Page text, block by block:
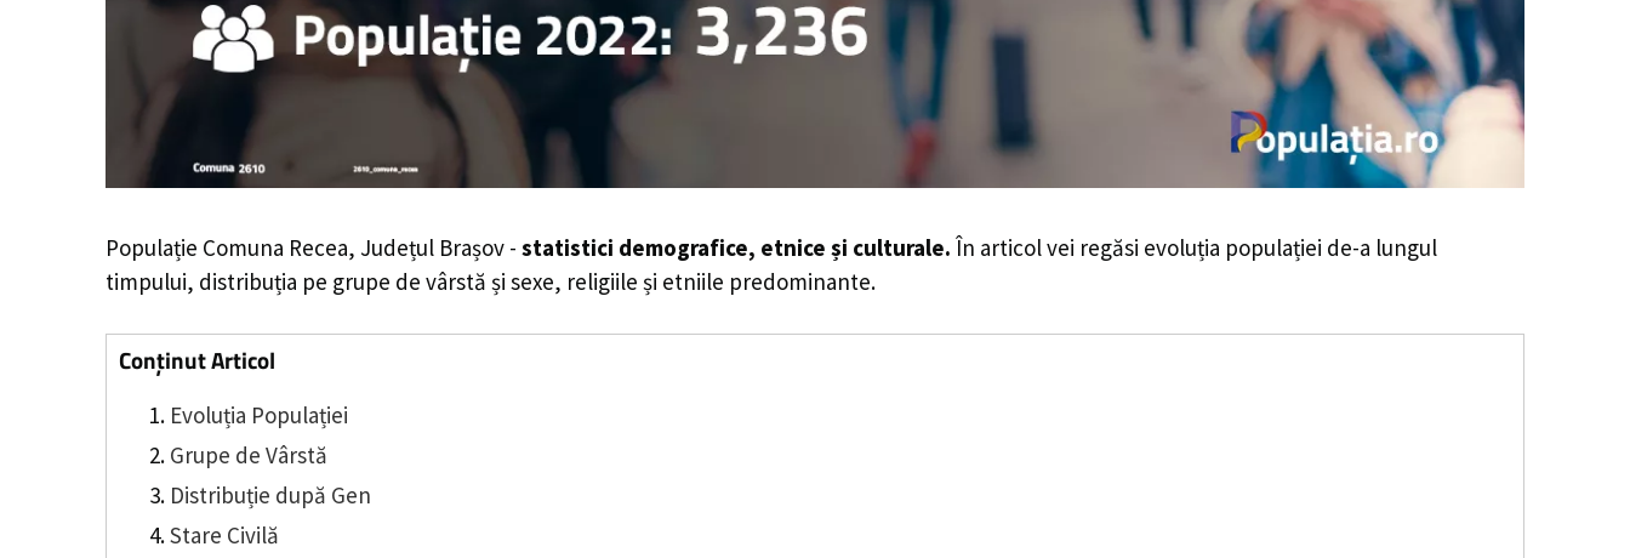
Populație Comuna Recea, Județul Brașov - statistici demografice, etnice și culturale. În articol vei regăsi evoluția populației de-a lungul
timpului, distribuția pe grupe de vârstă și sexe, religiile și etniile predominante.
Conținut Articol
Evoluția Populației
Grupe de Vârstă
Distribuție după Gen
Stare Civilă